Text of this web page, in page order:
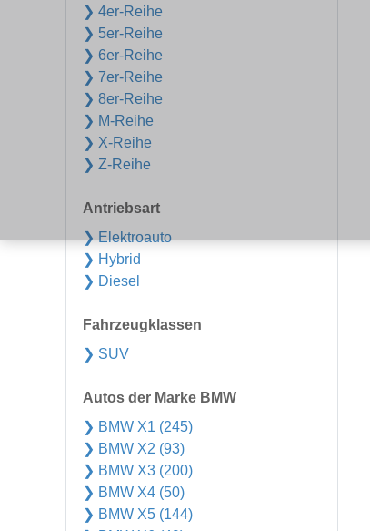
❯ 4er-Reihe
❯ 5er-Reihe
❯ 6er-Reihe
❯ 7er-Reihe
❯ 8er-Reihe
❯ M-Reihe
❯ X-Reihe
❯ Z-Reihe
Antriebsart
❯ Elektroauto
❯ Hybrid
❯ Diesel
Fahrzeugklassen
❯ SUV
Autos der Marke BMW
❯ BMW X1 (245)
❯ BMW X2 (93)
❯ BMW X3 (200)
❯ BMW X4 (50)
❯ BMW X5 (144)